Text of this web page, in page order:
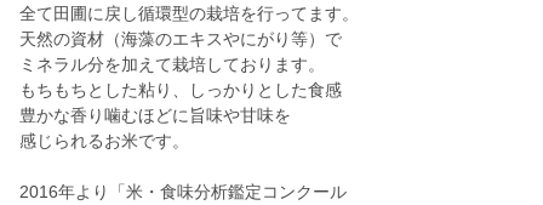
全て田圃に戻し循環型の栽培を行ってます。
天然の資材（海藻のエキスやにがり等）で
ミネラル分を加えて栽培しております。
もちもちとした粘り、しっかりとした食感
豊かな香り噛むほどに旨味や甘味を
感じられるお米です。
2016年より「米・食味分析鑑定コンクール